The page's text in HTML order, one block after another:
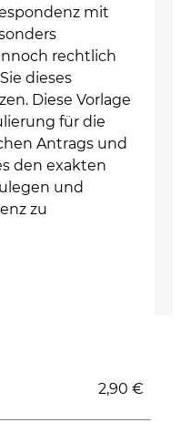
mit
rechtlich
dieses
Diese Vorlage
für die
Antrags und
den exakten
und
zu
2,90 €